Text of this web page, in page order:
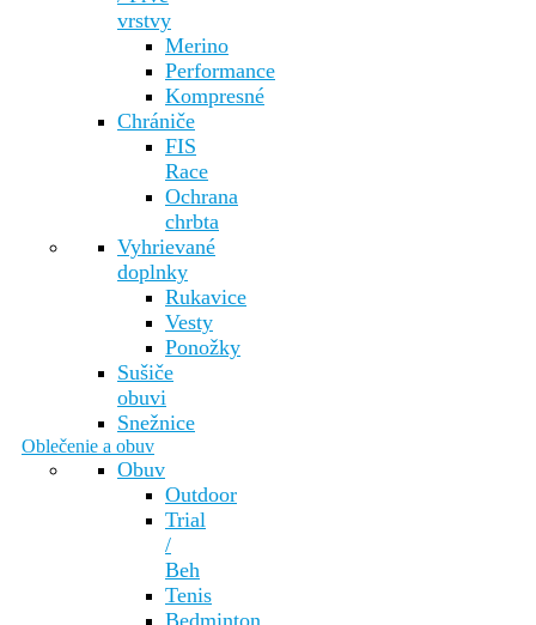
vrstvy
Merino
Performance
Kompresné
Chrániče
FIS
Race
Ochrana
chrbta
Vyhrievané
doplnky
Rukavice
Vesty
Ponožky
Sušiče
obuvi
Snežnice
Oblečenie a obuv
Obuv
Outdoor
Trial
/
Beh
Tenis
Bedminton